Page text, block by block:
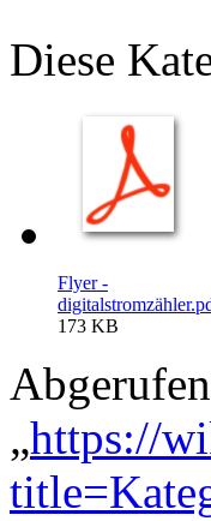
Diese
Flyer -
173 KB
„https://